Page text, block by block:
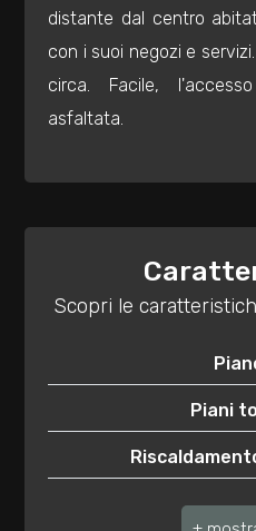
distante dal centro
con i suoi negozi e
circa. Facile,
asfaltata.
Scopri le
Piani
Posto auto
5+
Bagni